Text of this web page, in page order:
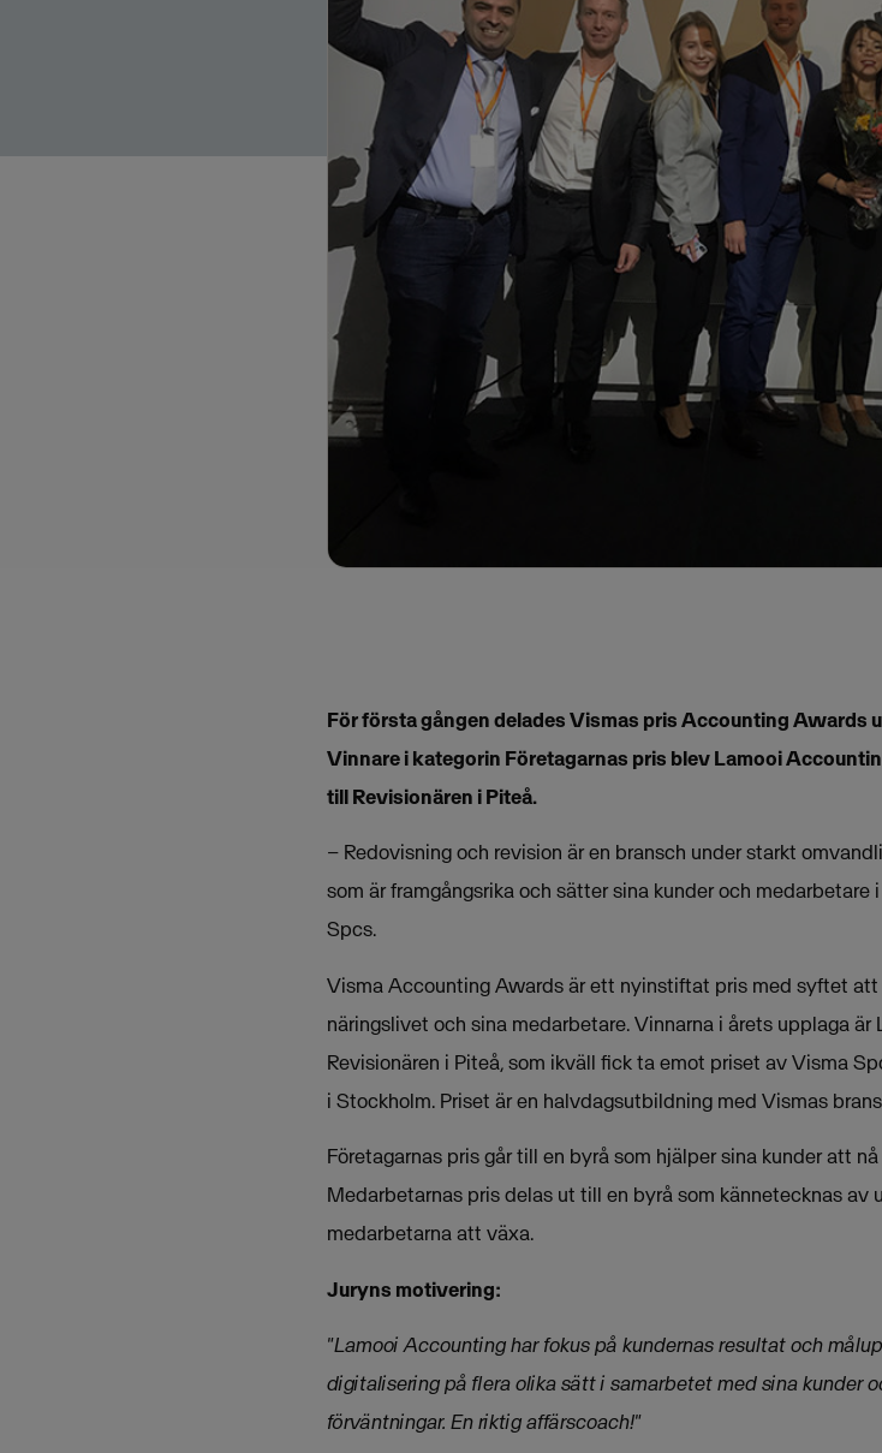
För första gången delades Vismas pris Accounting Awards
Vinnare i kategorin Företagarnas pris blev Lamooi
till Revisionären i Piteå.
– Redovisning och revision är en bransch under starkt
som är framgångsrika och sätter sina kunder och medarbetare
Spcs.
Visma Accounting Awards är ett nyinstiftat pris med syftet
näringslivet och sina medarbetare. Vinnarna i årets upplaga
Revisionären i Piteå, som ikväll fick ta emot priset av Visma
i Stockholm. Priset är en halvdagsutbildning med Vismas
Företagarnas pris går till en byrå som hjälper sina kunder att
Medarbetarnas pris delas ut till en byrå som kännetecknas av
medarbetarna att växa.
Juryns motivering:
"Lamooi Accounting har fokus på kundernas resultat och
digitalisering på flera olika sätt i samarbetet med sina kunder
förväntningar. En riktig affärscoach!"